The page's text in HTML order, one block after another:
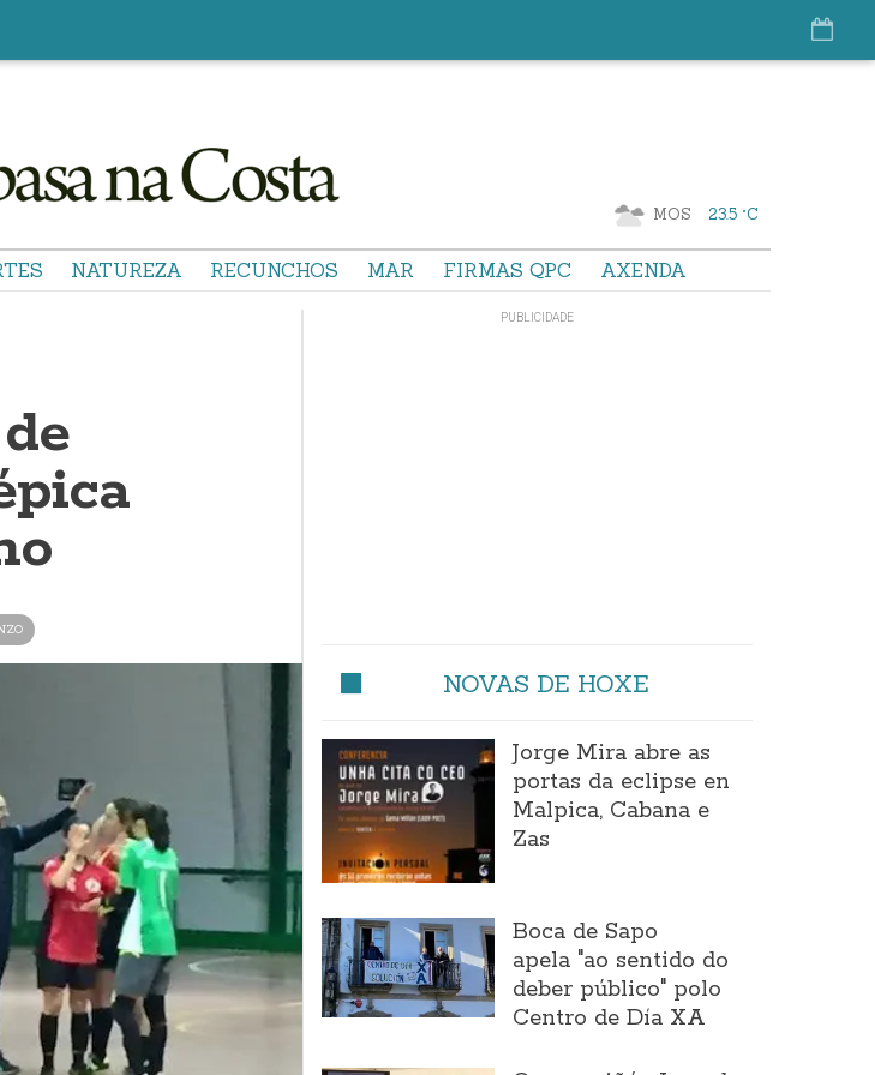
MOS 23.5 °C
NATUREZA RECUNCHOS MAR FIRMAS QPC AXENDA
NOVAS DE HOXE
Jorge Mira abre as
portas da eclipse en
Malpica, Cabana e
Zas
Boca de Sapo
apela "ao sentido do
deber público" polo
Centro de Día XA